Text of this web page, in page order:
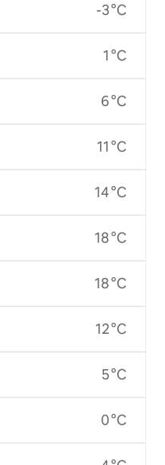
-3 °C
1 °C
6 °C
11 °C
14 °C
18 °C
18 °C
12 °C
5 °C
0 °C